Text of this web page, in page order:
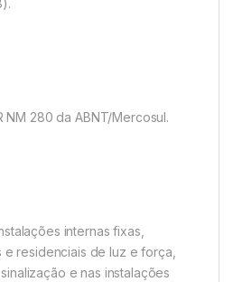
NM 280 da ABNT/Mercosul.
internas fixas,
e residenciais de luz e força,
e nas instalações